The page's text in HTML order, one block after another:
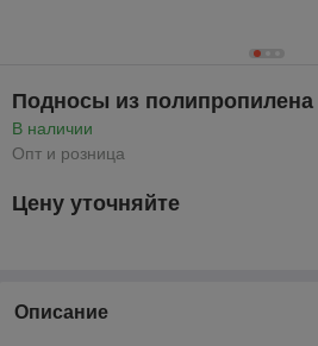
Подносы из полипропилена
В наличии
Опт и розница
Цену уточняйте
Описание